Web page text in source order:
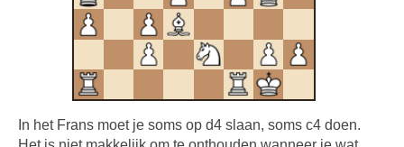
In het Frans moet je soms op d4 slaan, soms c4 doen.